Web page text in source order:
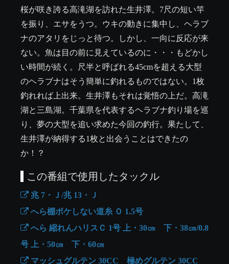
桜が咲き誇る高滝湖を訪れた生井澤。7尺の短い竿
を振り、エサをうつ。ウキの動きに集中し、ヘラブ
ナのアタリをじっと待つ。しかし、一向に反応が来
ない。魚は目の前に見えているのに・・・もどかし
い時間が続く。尺半と呼ばれる45cmを超える大型
のヘラブナはそう簡単に釣れるものではない。1枚
釣れれば上出来。生井澤もそれは覚悟の上だ。高滝
湖と三島湖。千葉県を代表するヘラブナ釣り場を巡
り、夢の大型を追い求めた今回の釣行。果たして、
生井澤が納得する1枚と出会うことはできたの
か！？
この番組で使用したタックル
兆 7・Ｊ/兆 13・Ｊ
へら棚ボケしない道糸 Ｏ 1.5号
へら 縮れんハリスＣ 1号 上・30㎝ 下・38㎝/0.8
号 上・50㎝ 下・60㎝
マッシュグルテン 30CC 極めグルテン 30CC